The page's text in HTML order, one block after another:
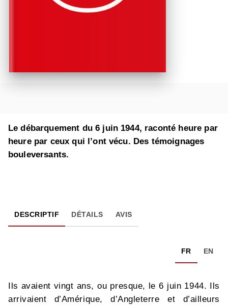
Le débarquement du 6 juin 1944, raconté heure par
heure par ceux qui l’ont vécu. Des témoignages
bouleversants.
DESCRIPTIF DÉTAILS AVIS
FR EN
Ils avaient vingt ans, ou presque, le 6 juin 1944. Ils
arrivaient d’Amérique, d’Angleterre et d’ailleurs